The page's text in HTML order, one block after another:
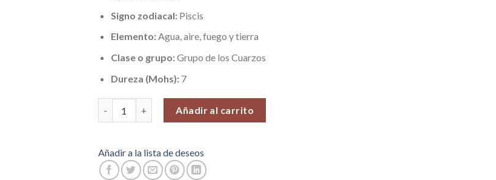
Signo zodiacal: Piscis
Elemento:Agua, aire, fuego y tierra
Clase o grupo:Grupo de los Cuarzos
Dureza (Mohs): 7
Añadir al carrito
Añadir a la lista de deseos